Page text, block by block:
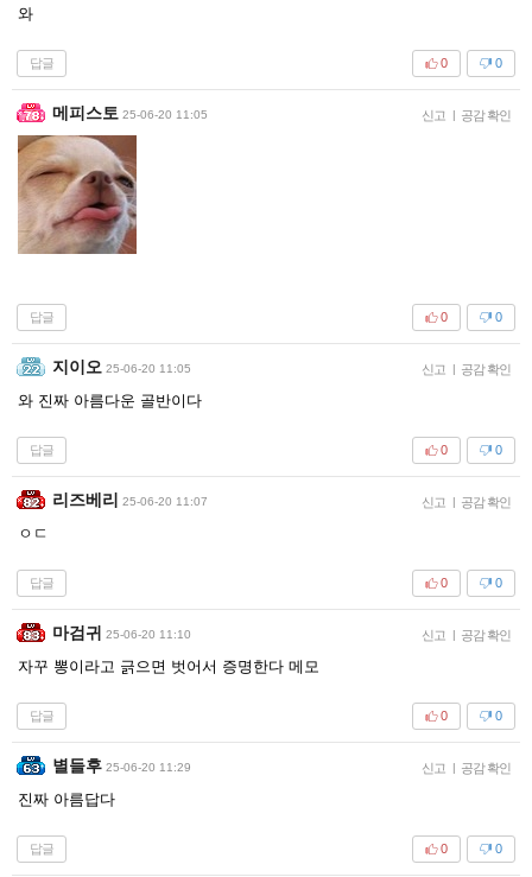
와
답글 0
0
메피스토 25-06-20 11:05 신고 | 공감 확인
답글 0
0
지이오 25-06-20 11:05 신고 | 공감 확인
와 진짜 아름다운 골반이다
답글 0
0
리즈베리 25-06-20 11:07 신고 | 공감 확인
ㅇㄷ
답글 0
0
마검귀 25-06-20 11:10 신고 | 공감 확인
자꾸 뽕이라고 긁으면 벗어서 증명한다 메모
답글 0
0
별들후 25-06-20 11:29 신고 | 공감 확인
진짜 아름답다
답글 0
0